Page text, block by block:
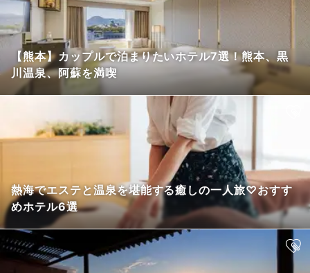
【熊本】カップルで泊まりたいホテル7選！熊本、黒
川温泉、阿蘇を満喫
熱海でエステと温泉を堪能する癒しの一人旅♡おすす
めホテル6選